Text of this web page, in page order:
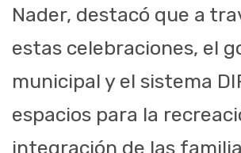
Nader, destacó que a
estas celebraciones, el
municipal y el sistema
espacios para la
integración de las